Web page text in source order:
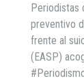
Periodistas
preventivo
frente al
(EASP)